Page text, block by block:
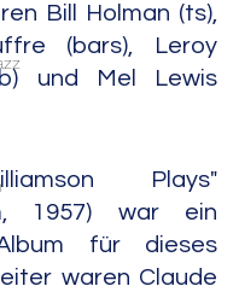
Bill Holman (ts),
(bars), Leroy
und Mel Lewis
Plays"
1957) war ein
für dieses
waren Claude